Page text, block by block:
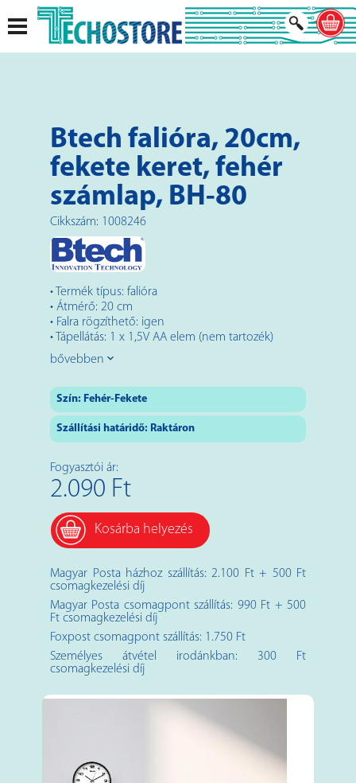
Btech falióra, 20cm,
fekete keret, fehér
számlap, BH-80
Cikkszám: 1008246
• Termék típus: falióra
• Átmérő: 20 cm
• Falra rögzíthető: igen
• Tápellátás: 1 x 1,5V AA elem (nem tartozék)
bővebben
Szín: Fehér-Fekete
Szállítási határidő: Raktáron
Fogyasztói ár:
2.090 Ft
Kosárba helyezés
Magyar Posta házhoz szállítás: 2.100 Ft + 500 Ft
csomagkezelési díj
Magyar Posta csomagpont szállítás: 990 Ft + 500
Ft csomagkezelési díj
Foxpost csomagpont szállítás: 1.750 Ft
Személyes átvétel irodánkban: 300 Ft
csomagkezelési díj